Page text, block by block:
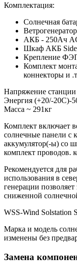
Комплектация:
Солнечная
АКБ - 250Ач
Шкаф АКБ
Крепление
Комплект
коннекторы и
Напряжение
Энергия (+20/-20С)-
Масcа ~ 291кг
Комплект включает
солнечные панели с
аккумулятор(-ы) со
комплект проводов.
Рекомендуется для
использования в
генерации
сниженной
WSS-Wind Solstation
Марка и модель
изменены без
Замена